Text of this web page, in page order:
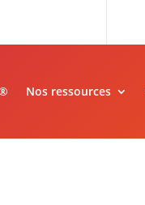
Nos ressources